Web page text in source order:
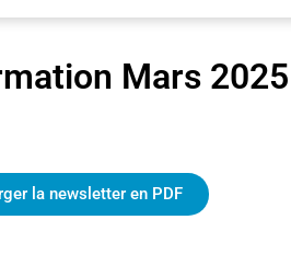
Mars 2025
la newsletter en PDF